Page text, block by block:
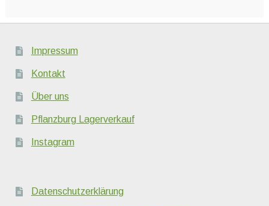
Impressum
Kontakt
Über uns
Pflanzburg Lagerverkauf
Instagram
Datenschutzerklärung